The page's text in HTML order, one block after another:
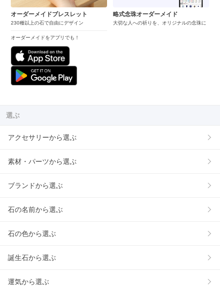
オーダーメイドブレスレット
230種以上の石で自由にデザイン
オーダーメイドをアプリでも！
略式念珠オーダーメイド
大切な人への祈りを、オリジナルの念珠に
選ぶ
アクセサリーから選ぶ
素材・パーツから選ぶ
ブランドから選ぶ
石の名前から選ぶ
石の色から選ぶ
誕生石から選ぶ
運気から選ぶ